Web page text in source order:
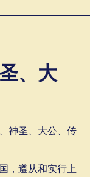
、大
神圣、大公、传
，遵从和实行上